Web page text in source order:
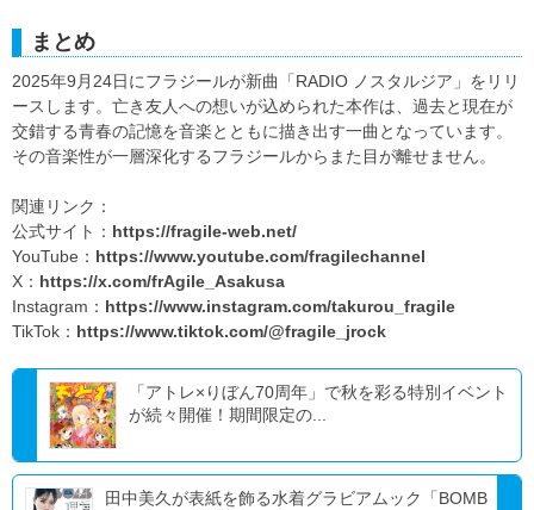
まとめ
2025年9月24日にフラジールが新曲「RADIO ノスタルジア」をリリ
ースします。亡き友人への想いが込められた本作は、過去と現在が
交錯する青春の記憶を音楽とともに描き出す一曲となっています。
その音楽性が一層深化するフラジールからまた目が離せません。
関連リンク：
公式サイト： https://fragile-web.net/
YouTube： https://www.youtube.com/fragilechannel
X： https://x.com/frAgile_Asakusa
Instagram： https://www.instagram.com/takurou_fragile
TikTok： https://www.tiktok.com/@fragile_jrock
「アトレ×りぼん70周年」で秋を彩る特別イベント
が続々開催！期間限定の...
田中美久が表紙を飾る水着グラビアムック「BOMB